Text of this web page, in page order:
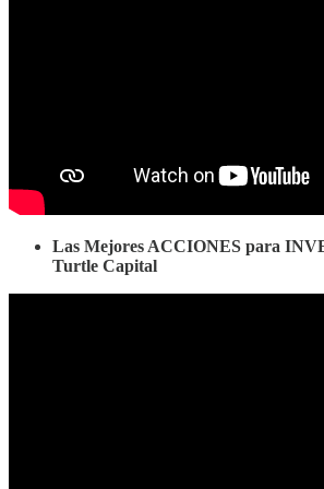
Las Mejores ACCIONES para
Turtle Capital